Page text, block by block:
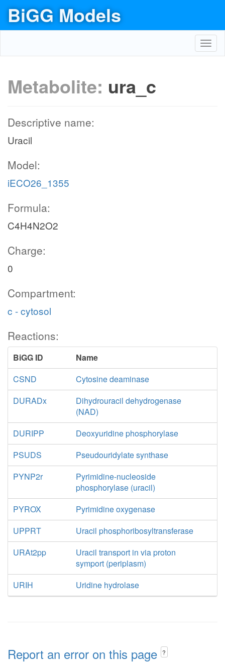
BiGG Models
Metabolite: ura_c
Descriptive name:
Uracil
Model:
iECO26_1355
Formula:
C4H4N2O2
Charge:
0
Compartment:
c - cytosol
Reactions:
BiGG ID
Name
CSND
Cytosine deaminase
DURADx
Dihydrouracil dehydrogenase
(NAD)
DURIPP
Deoxyuridine phosphorylase
PSUDS
Pseudouridylate synthase
PYNP2r
Pyrimidine-nucleoside
phosphorylase (uracil)
PYROX
Pyrimidine oxygenase
UPPRT
Uracil phosphoribosyltransferase
URAt2pp
Uracil transport in via proton
symport (periplasm)
URIH
Uridine hydrolase
Report an error on this page ?